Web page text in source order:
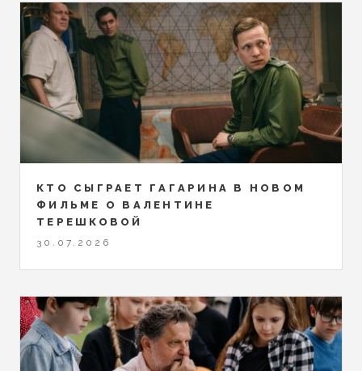
КТО СЫГРАЕТ ГАГАРИНА В НОВОМ
ФИЛЬМЕ О ВАЛЕНТИНЕ
ТЕРЕШКОВОЙ
30.07.2026